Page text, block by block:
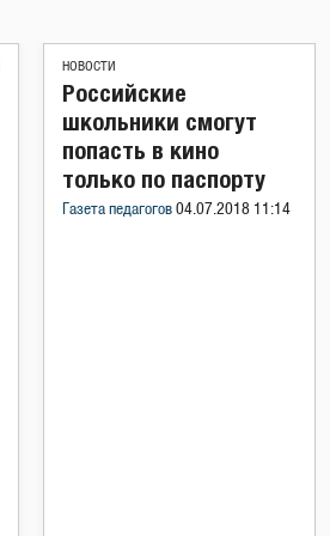
НОВОСТИ
Российские
школьники смогут
попасть в кино
только по паспорту
Газета педагогов 04.07.2018 11:14